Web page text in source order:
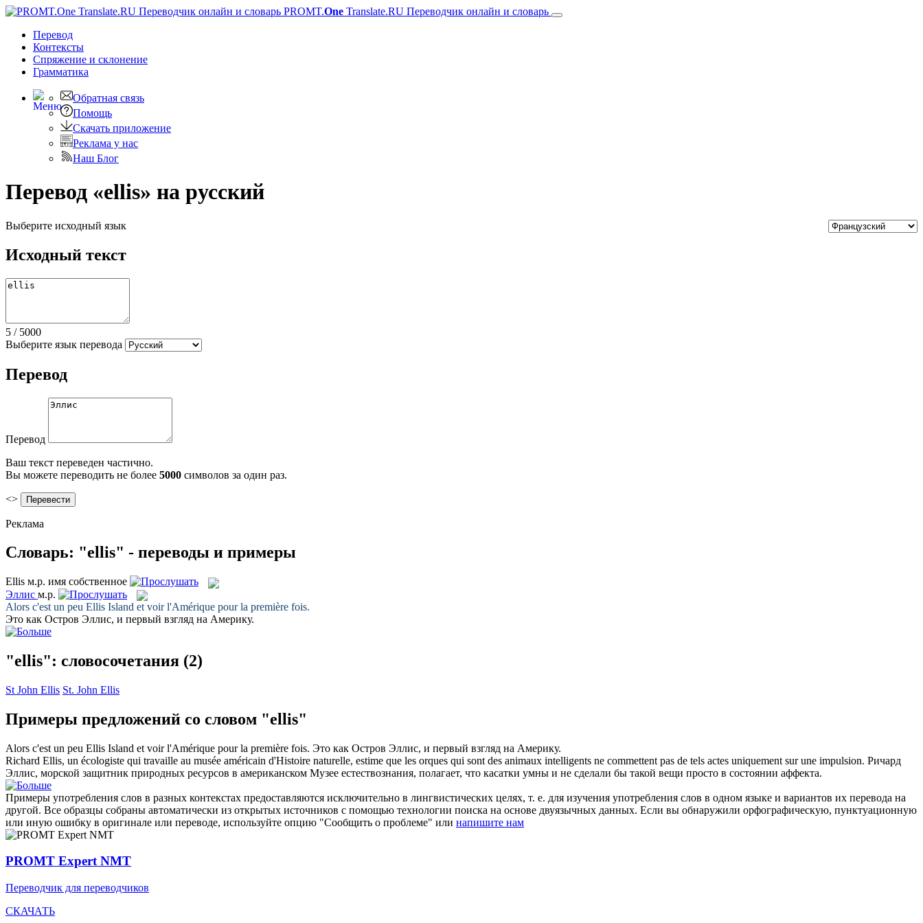
PROMT.One Translate.RU Переводчик онлайн и словарь
Перевод
Контексты
Спряжение и склонение
Грамматика
Обратная связь
Помощь
Скачать приложение
Реклама у нас
Наш Блог
Перевод «ellis» на русский
Выберите исходный язык
Исходный текст
5 / 5000
Выберите язык перевода
Перевод
Перевод
Ваш текст переведен частично.
Вы можете переводить не более 5000 символов за один раз.
<>
Реклама
Словарь: "ellis" - переводы и примеры
Ellis м.р. имя собственное
Эллис м.р.
Alors c'est un peu Ellis Island et voir l'Amérique pour la première fois.
Это как Остров Эллис, и первый взгляд на Америку.
"ellis": словосочетания (2)
St John Ellis St. John Ellis
Примеры предложений со словом "ellis"
Alors c'est un peu Ellis Island et voir l'Amérique pour la première fois. Это как Остров Эллис, и первый взгляд на Америку.
Richard Ellis, un écologiste qui travaille au musée américain d'Histoire naturelle, estime que les orques qui sont des animaux intelligents ne commettent pas de tels actes uniquement sur une impulsion. Ричард
Эллис, морской защитник природных ресурсов в американском Музее естествознания, полагает, что касатки умны и не сделали бы такой вещи просто в состоянии аффекта.
Примеры употребления слов в разных контекстах предоставляются исключительно в лингвистических целях, т. е. для изучения употребления слов в одном языке и вариантов их перевода на
другой. Все образцы собраны автоматически из открытых источников с помощью технологии поиска на основе двуязычных данных. Если вы обнаружили орфографическую, пунктуационную
или иную ошибку в оригинале или переводе, используйте опцию "Сообщить о проблеме" или напишите нам
PROMT Expert NMT
Переводчик для переводчиков
СКАЧАТЬ